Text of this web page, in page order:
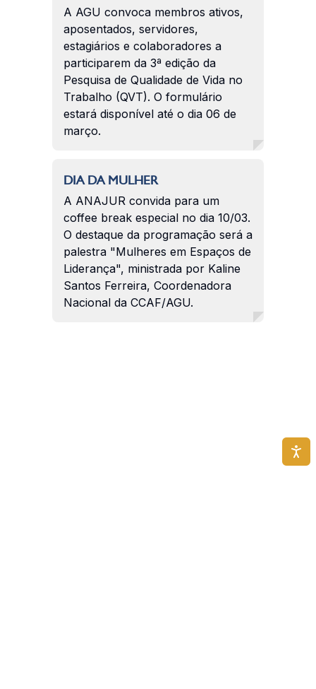
A AGU convoca membros ativos,
aposentados, servidores,
estagiários e colaboradores a
participarem da 3ª edição da
Pesquisa de Qualidade de Vida no
Trabalho (QVT). O formulário
estará disponível até o dia 06 de
março.
DIA DA MULHER
A ANAJUR convida para um
coffee break especial no dia 10/03.
O destaque da programação será a
palestra "Mulheres em Espaços de
Liderança", ministrada por Kaline
Santos Ferreira, Coordenadora
Nacional da CCAF/AGU.